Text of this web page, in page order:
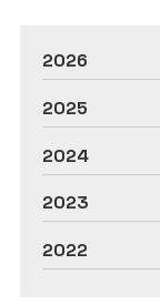
2026
2025
2024
2023
2022